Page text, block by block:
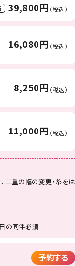
39,800円 （税込）
16,080円 （税込）
8,250円 （税込）
11,000円 （税込）
二重の幅の変更・糸をは
日の同伴必須
予約する